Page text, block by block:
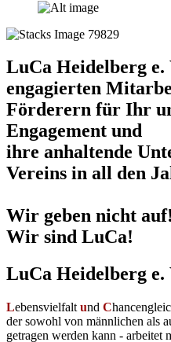
LuCa Heidelberg e.
engagierten
Förderern für Ihr
Engagement und
ihre anhaltende
Vereins in all den
Wir geben nicht
Wir sind LuCa!
LuCa Heidelberg e.
Lebensvielfalt und C
der sowohl von männlichen als
getragen werden kann - arbeitet